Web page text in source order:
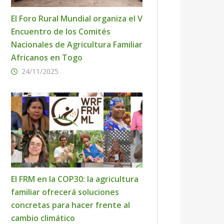
El Foro Rural Mundial organiza el V
Encuentro de los Comités
Nacionales de Agricultura Familiar
Africanos en Togo
24/11/2025
El FRM en la COP30: la agricultura
familiar ofrecerá soluciones
concretas para hacer frente al
cambio climático